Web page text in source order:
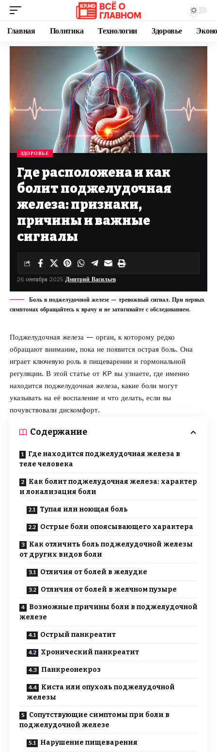
Главная Политика Технологии Здоровье
ЗДОРОВЬЕ
Где расположена и как
болит поджелудочная
железа: признаки,
причины и важные
сигналы
26 сентября 2025 Дмитрий Васильев
Боль в поджелудочной железе — тревожный сигнал. При первых
симптомах обращайтесь к врачу и не затягивайте с обследованием.
Поджелудочная железа — орган, к которому редко
обращают внимание, пока не появится острая боль. Она
играет ключевую роль в пищеварении и гормональной
регуляции. В этой статье от KP вы узнаете, где именно
находится поджелудочная железа, какие боли могут
указывать на её воспаление и что делать, если вы
почувствовали дискомфорт.
Содержание
Где находится поджелудочная железа в
теле человека
Как болит поджелудочная железа: характер
и локализация боли
Тупая или ноющая боль
Острые боли опоясывающего характера
Как отличить боль поджелудочной железы
от других видов боли
Отличия от болей в желудке
Отличия от болей в желчном пузыре
Возможные причины боли в поджелудочной
железе
Острый панкреатит
Хронический панкреатит
Панкреонекроз
Киста или опухоль поджелудочной
железы
Сопутствующие симптомы при боли в
поджелудочной железе
Нарушение пищеварения